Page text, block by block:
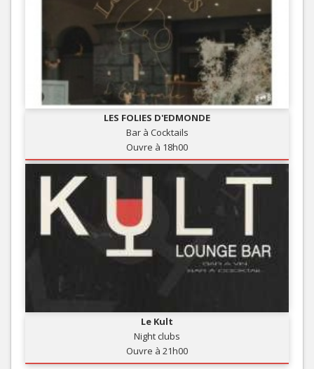
LES FOLIES D'EDMONDE
Bar à Cocktails
Ouvre à 18h00
Le Kult
Night clubs
Ouvre à 21h00